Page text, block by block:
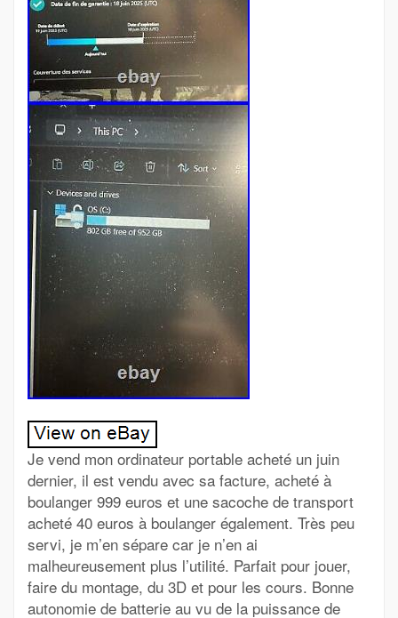
Je vend mon ordinateur portable acheté un juin
dernier, il est vendu avec sa facture, acheté à
boulanger 999 euros et une sacoche de transport
acheté 40 euros à boulanger également. Très peu
servi, je m’en sépare car je n’en ai
malheureusement plus l’utilité. Parfait pour jouer,
faire du montage, du 3D et pour les cours. Bonne
autonomie de batterie au vu de la puissance de